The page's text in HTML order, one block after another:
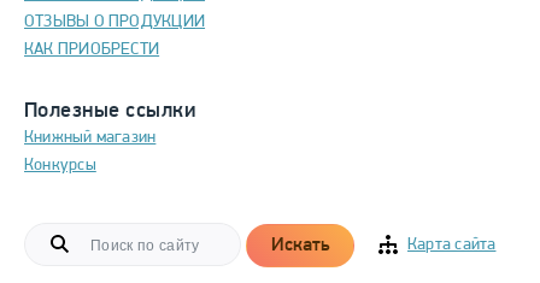
ОТЗЫВЫ О ПРОДУКЦИИ
КАК ПРИОБРЕСТИ
Полезные ссылки
Книжный магазин
Конкурсы
Искать Карта сайта